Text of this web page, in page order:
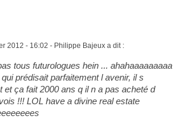
2012 - 16:02 - Philippe Bajeux a dit :
tous futurologues hein ... ahahaaaaaaaaa
prédisait parfaitement l avenir, il s
et ça fait 2000 ans q il n a pas acheté d
!!! LOL have a divine real estate